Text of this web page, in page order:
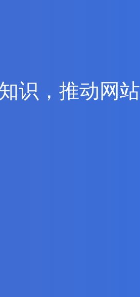
识 ， 推动 网站